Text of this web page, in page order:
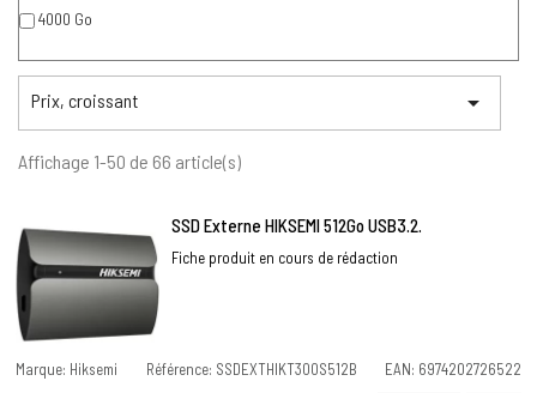
4000 Go
Prix, croissant 
Affichage 1-50 de 66 article(s)
SSD Externe HIKSEMI 512Go USB3.2.
Fiche produit en cours de rédaction
Marque: Hiksemi Référence: SSDEXTHIKT300S512B
EAN: 6974202726522